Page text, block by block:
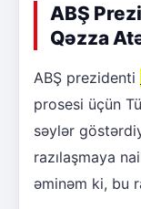
ABŞ
Qəzza
ABŞ prezidenti
prosesi üçün
səylər
razılaşmaya
əminəm ki, bu